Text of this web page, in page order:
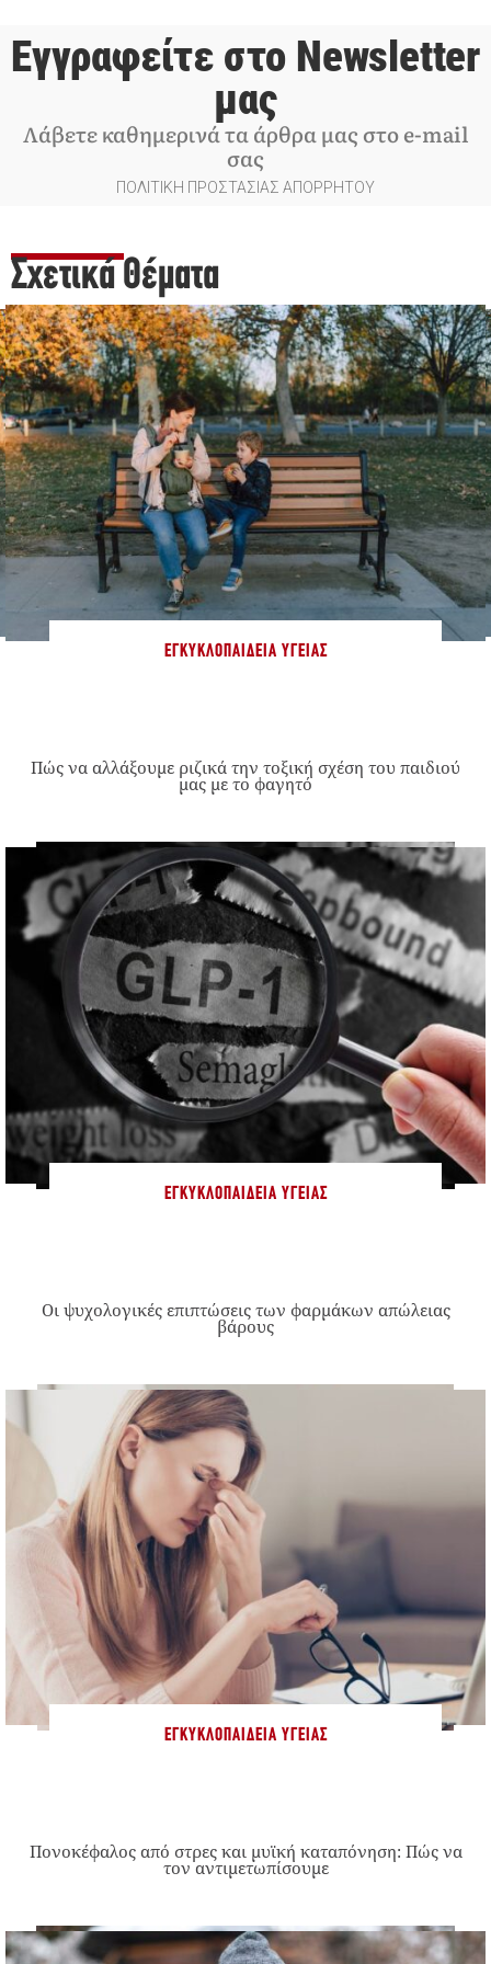
Εγγραφείτε στο Newsletter
μας
Λάβετε καθημερινά τα άρθρα μας στο e-mail
σας
ΠΟΛΙΤΙΚΗ ΠΡΟΣΤΑΣΙΑΣ ΑΠΟΡΡΗΤΟΥ
Σχετικά Θέματα
ΕΓΚΥΚΛΟΠΑΊΔΕΙΑ ΥΓΕΊΑΣ
Πώς να αλλάξουμε ριζικά την τοξική σχέση του παιδιού
μας με το φαγητό
ΕΓΚΥΚΛΟΠΑΊΔΕΙΑ ΥΓΕΊΑΣ
Οι ψυχολογικές επιπτώσεις των φαρμάκων απώλειας
βάρους
ΕΓΚΥΚΛΟΠΑΊΔΕΙΑ ΥΓΕΊΑΣ
Πονοκέφαλος από στρες και μυϊκή καταπόνηση: Πώς να
τον αντιμετωπίσουμε